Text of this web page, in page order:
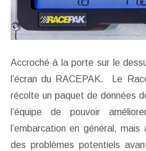
Accroché à la porte sur le
l’écran du RACEPAK. Le
récolte un paquet de données
l’équipe de pouvoir
l’embarcation en général,
des problèmes potentiels